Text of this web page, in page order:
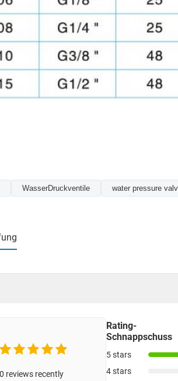
WasserDruckventile water pressure
reviews recently
Rating-
Schnappschuss
5 stars
4 stars